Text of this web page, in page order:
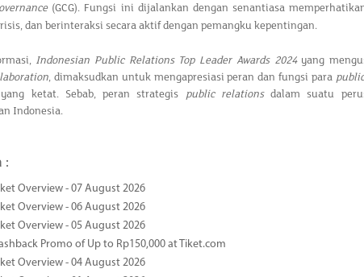
(GCG). Fungsi ini dijalankan dengan senantiasa
dan berinteraksi secara aktif dengan pemangku kepentingan.
Indonesian Public Relations Top Leader Awards 2024yang
, dimaksudkan untuk mengapresiasi peran dan fungsi para
ketat. Sebab, peran strategis public relationsdalam suatu
Indonesia.
:
Overview - 07 August 2026
Overview - 06 August 2026
Overview - 05 August 2026
Promo of Up to Rp150,000 at Tiket.com
Overview - 04 August 2026